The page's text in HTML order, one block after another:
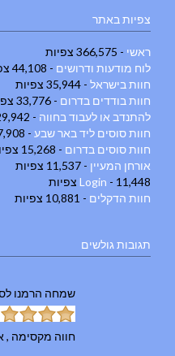
צפיות באתר
ראשי - 366,575 צפיות
לוח מודעות ודרושים - 44,108 צפיות
חוות בישראל - 35,944 צפיות
חוות בודדים בדרום - 33,776 צפיות
להתנדב או לעבוד בחווה - 29,942 צפיות
חוות סוסים ליד באר שבע - 17,908 צפיות
חוות סוסים בדרום - 15,268 צפיות
אורחן המעיין - 11,537 צפיות
Login - 11,448 צפיות
חוות הדקלים - 10,881 צפיות
תגובות גולשים
שמחה הרמנו
חווה מקסימה ,